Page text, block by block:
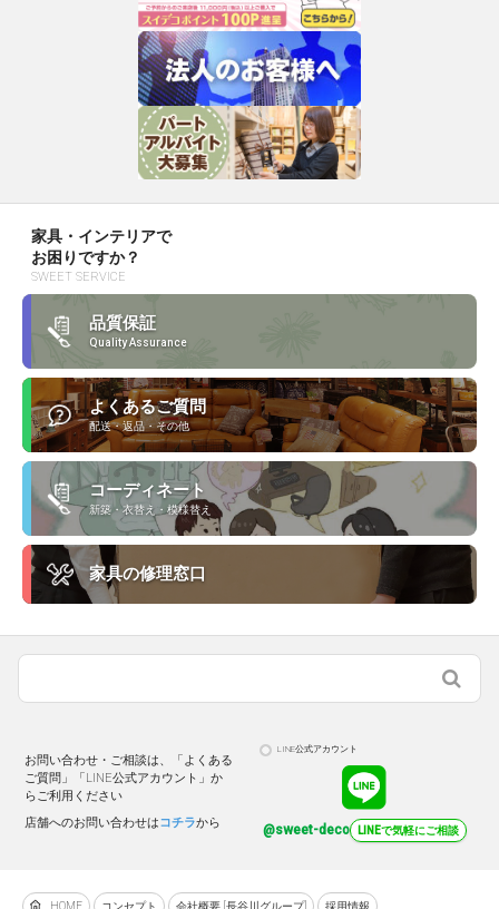
家具・インテリアで
お困りですか？
SWEET SERVICE
品質保証
Quality Assurance
よくあるご質問
配送・返品・その他
コーディネート
新築・衣替え・模様替え
家具の修理窓口
お問い合わせ・ご相談は、「よくある
ご質問」「LINE公式アカウント」か
らご利用ください
店舗へのお問い合わせはコチラから
LINE公式アカウント
@sweet-deco LINEで気軽にご相談